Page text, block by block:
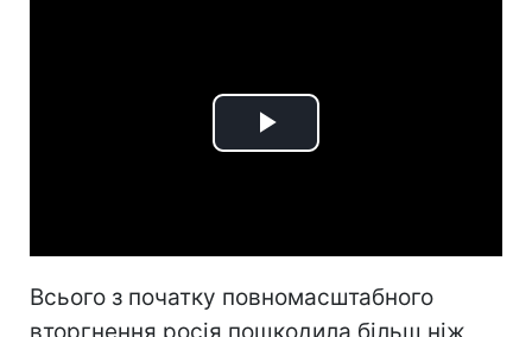
Play
Всього з початку повномасштабного
вторгнення росія пошкодила більш ніж